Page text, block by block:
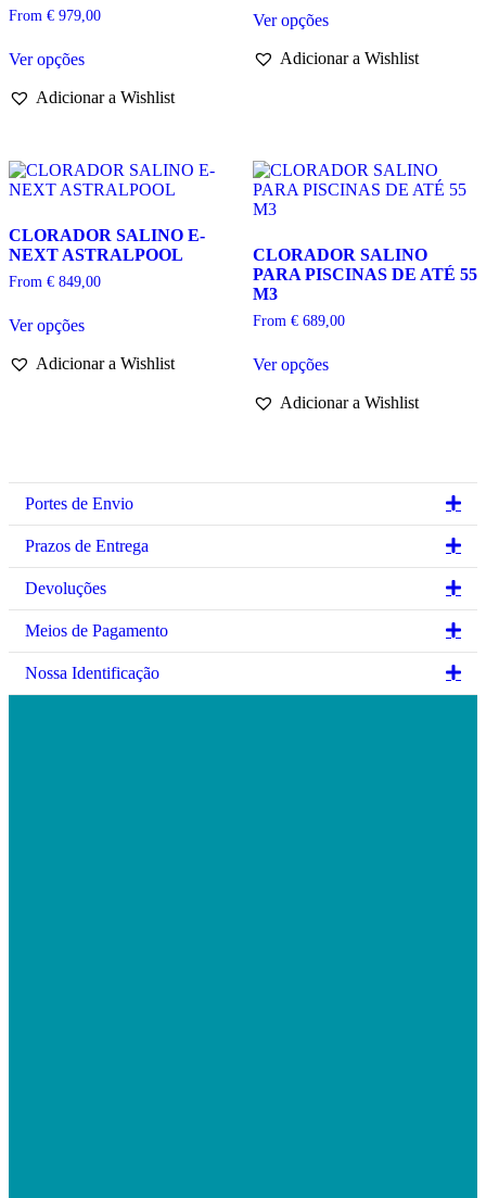
From € 979,00
Ver opçõesproduct
multiple
may
be
on
the
product
Adicionar a Wishlist
Ver opçõesproduct
multiple
chosen
on
page
Adicionar a Wishlist
CLORADOR SALINO E-
NEXT ASTRALPOOL
From € 849,00
Ver opçõesproduct
multiple
chosen
on
the
product
Adicionar a Wishlist
CLORADOR SALINO
PARA PISCINAS DE ATÉ 55
M3
From €689,00
Ver opçõesproduct
multiple
may
chosen
Adicionar a Wishlist
Portes de Envio
Prazos de Entrega
Devoluções
Meios de Pagamento
Nossa Identificação